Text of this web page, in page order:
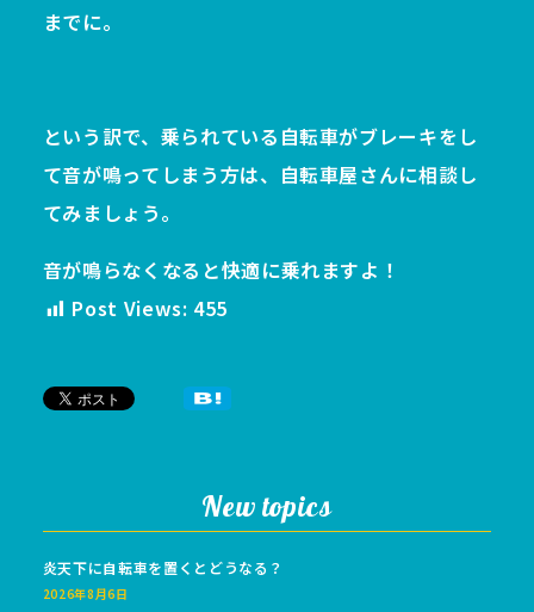
までに。
という訳で、乗られている自転車がブレーキをし
て音が鳴ってしまう方は、自転車屋さんに相談し
てみましょう。
音が鳴らなくなると快適に乗れますよ！
Post Views: 455
New topics
炎天下に自転車を置くとどうなる？
2026年8月6日